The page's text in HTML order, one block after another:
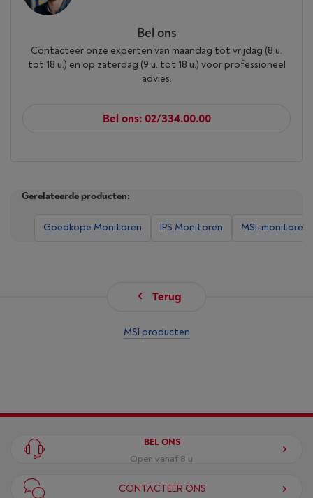
Bel ons
Contacteer onze experten van maandag tot vrijdag (8 u.
tot 18 u.) en op zaterdag (9 u. tot 18 u.) voor professioneel
advies.
Bel ons: 02/334.00.00
Gerelateerde producten:
Goedkope Monitoren IPS Monitoren MSI-monitoren
Terug
MSI producten
BEL ONS
Open vanaf 8 u.
CONTACTEER ONS